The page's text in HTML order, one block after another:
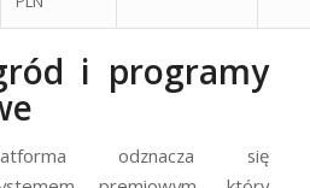
i programy
odznacza się